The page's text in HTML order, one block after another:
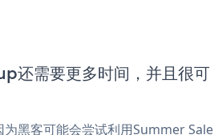
还需要更多时间，并且很可
黑客可能会尝试利用Summer Sale